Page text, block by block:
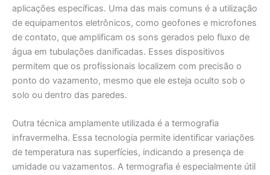
aplicações específicas. Uma das mais comuns é a utilização
de equipamentos eletrônicos, como geofones e microfones
de contato, que amplificam os sons gerados pelo fluxo de
água em tubulações danificadas. Esses dispositivos
permitem que os profissionais localizem com precisão o
ponto do vazamento, mesmo que ele esteja oculto sob o
solo ou dentro das paredes.
Outra técnica amplamente utilizada é a termografia
infravermelha. Essa tecnologia permite identificar variações
de temperatura nas superfícies, indicando a presença de
umidade ou vazamentos. A termografia é especialmente útil